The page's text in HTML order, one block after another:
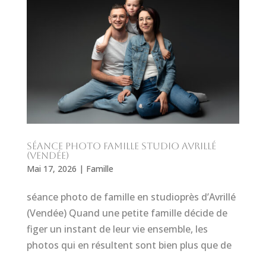
Séance photo famille studio avrillé
(vendée)
Mai 17, 2026 | Famille
séance photo de famille en studioprès d’Avrillé
(Vendée) Quand une petite famille décide de
figer un instant de leur vie ensemble, les
photos qui en résultent sont bien plus que de